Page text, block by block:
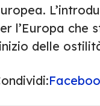
l’Europa che
delle